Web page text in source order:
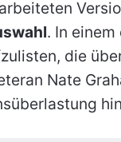
. In
die
Nate